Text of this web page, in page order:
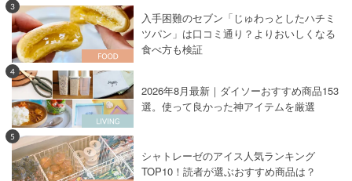
3
入手困難のセブン「じゅわっとしたハチミ
ツパン」は口コミ通り？よりおいしくなる
食べ方も検証
4
2026年8月最新｜ダイソーおすすめ商品153
選。使って良かった神アイテムを厳選
5
シャトレーゼのアイス人気ランキング
TOP10！読者が選ぶおすすめ商品は？